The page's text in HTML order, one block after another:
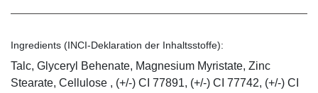
Ingredients (INCI-Deklaration der Inhaltsstoffe):
Talc, Glyceryl Behenate, Magnesium Myristate, Zinc
Stearate, Cellulose , (+/-) CI 77891, (+/-) CI 77742, (+/-) CI